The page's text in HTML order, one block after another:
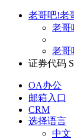
老哥吧!老
老哥
老哥
证券代码
OA办公
邮箱入口
CRM
选择语言
中文